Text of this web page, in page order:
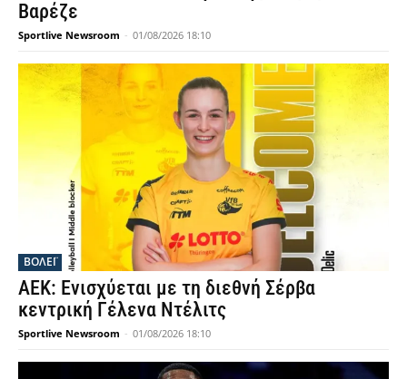
Βαρέζε
Sportlive Newsroom - 01/08/2026 18:10
ΒΟΛΕΪ
ΑΕΚ: Ενισχύεται με τη διεθνή Σέρβα
κεντρική Γέλενα Ντέλιτς
Sportlive Newsroom - 01/08/2026 18:10